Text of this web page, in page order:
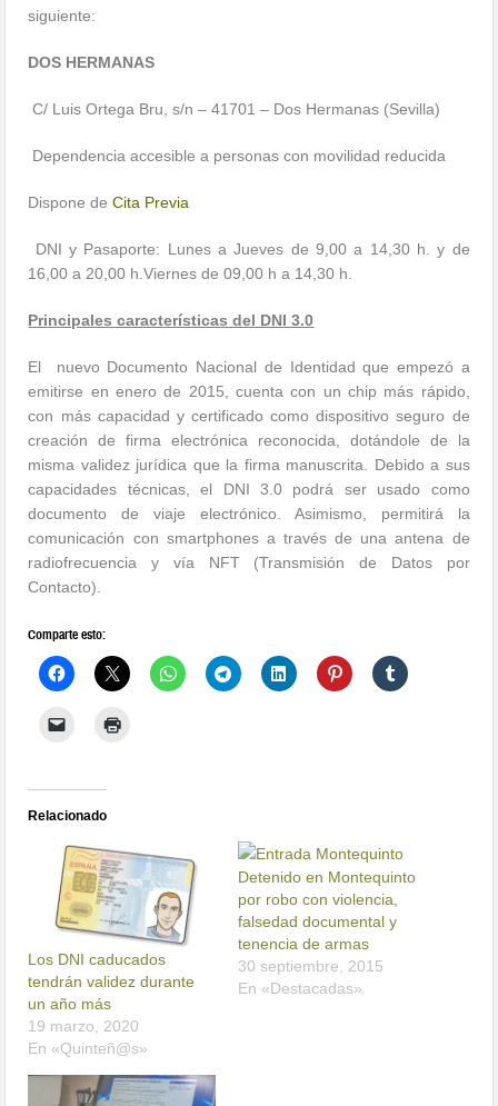
siguiente:
DOS HERMANAS
C/ Luis Ortega Bru, s/n – 41701 – Dos Hermanas (Sevilla)
Dependencia accesible a personas con movilidad reducida
Dispone deCita Previa
DNI y Pasaporte: Lunes a Jueves de 9,00 a 14,30 h. y de
16,00 a 20,00 h.Viernes de 09,00 h a 14,30 h.
Principales características del DNI 3.0
El nuevo Documento Nacional de Identidad que empezó a
emitirse en enero de 2015, cuenta con un chip más rápido,
con más capacidad y certificado como dispositivo seguro de
creación de firma electrónica reconocida, dotándole de la
misma validez jurídica que la firma manuscrita. Debido a sus
capacidades técnicas, el DNI 3.0 podrá ser usado como
documento de viaje electrónico. Asimismo, permitirá la
comunicación con smartphones a través de una antena de
radiofrecuencia y vía NFT (Transmisión de Datos por
Contacto).
Comparte esto:
Relacionado
Los DNI caducados
tendrán validez durante
un año más
19 marzo, 2020
En «Quinteñ@s»
Detenido en Montequinto
por robo con violencia,
falsedad documental y
tenencia de armas
30 septiembre, 2015
En «Destacadas»